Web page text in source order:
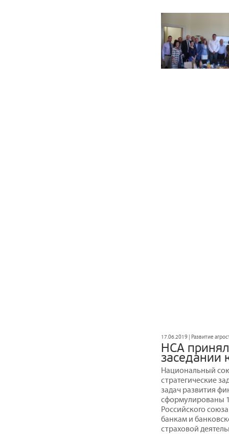
17.06.2019 | Развитие
НСА
заседании
Национальный
стратегические
задач развития
сформулированы
Российского
банкам и
страховой